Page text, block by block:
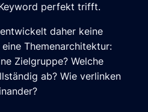
perfekt trifft.
daher keine
Themenarchitektur:
Zielgruppe? Welche
ab? Wie verlinken